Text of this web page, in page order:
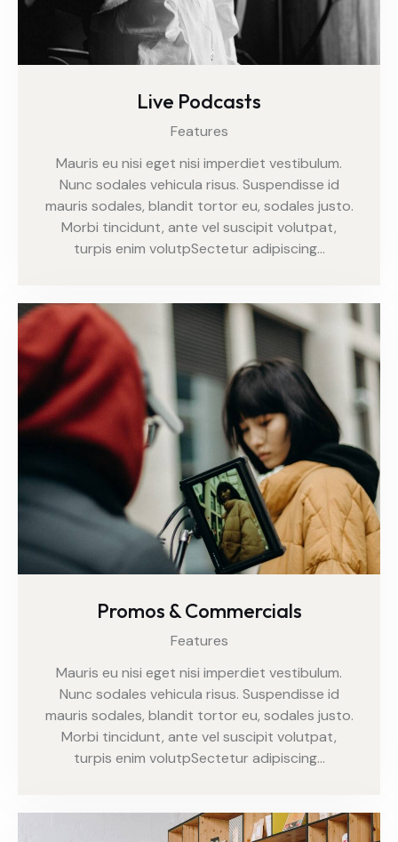
Live Podcasts
Features
Mauris eu nisi eget nisi imperdiet vestibulum.
Nunc sodales vehicula risus. Suspendisse id
mauris sodales, blandit tortor eu, sodales justo.
Morbi tincidunt, ante vel suscipit volutpat,
turpis enim volutpSectetur adipiscing…
Promos & Commercials
Features
Mauris eu nisi eget nisi imperdiet vestibulum.
Nunc sodales vehicula risus. Suspendisse id
mauris sodales, blandit tortor eu, sodales justo.
Morbi tincidunt, ante vel suscipit volutpat,
turpis enim volutpSectetur adipiscing…